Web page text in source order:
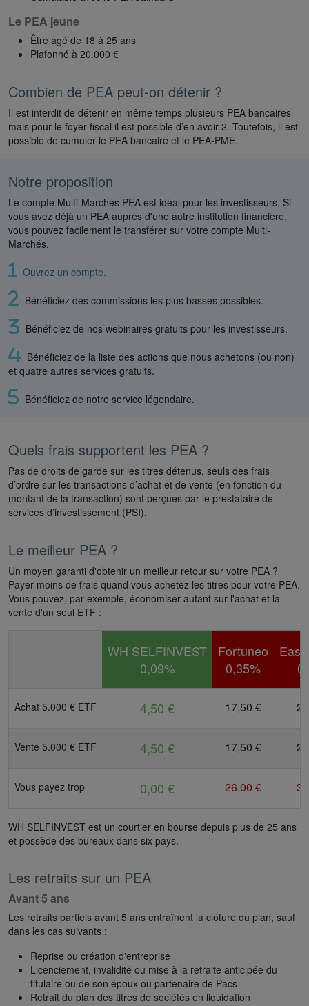
Le PEA jeune
Être agé de 18 à 25 ans
Plafonné à 20.000 €
Combien de PEA peut-on détenir ?
Il est interdit de détenir en même temps plusieurs PEA bancaires
mais pour le foyer fiscal il est possible d’en avoir 2. Toutefois, il est
possible de cumuler le PEA bancaire et le PEA-PME.
Notre proposition
Le compte Multi-Marchés PEA est idéal pour les investisseurs. Si
vous avez déjà un PEA auprès d'une autre institution financière,
vous pouvez facilement le transférer sur votre compte Multi-
Marchés.
Ouvrez un compte.
Bénéficiez des commissions les plus basses possibles.
Bénéficiez de nos webinaires gratuits pour les investisseurs.
Bénéficiez de la liste des actions que nous achetons (ou non)
et quatre autres services gratuits.
Bénéficiez de notre service légendaire.
Quels frais supportent les PEA ?
Pas de droits de garde sur les titres détenus, seuls des frais
d’ordre sur les transactions d’achat et de vente (en fonction du
montant de la transaction) sont perçues par le prestataire de
services d’investissement (PSI).
Le meilleur PEA ?
Un moyen garanti d'obtenir un meilleur retour sur votre PEA ?
Payer moins de frais quand vous achetez les titres pour votre PEA.
Vous pouvez, par exemple, économiser autant sur l'achat et la
vente d'un seul ETF :
WH SELFINVEST
0,09%
Fortuneo
0,35%
Achat 5.000 € ETF 4,50 € 17,50 €
Vente 5.000 € ETF 4,50 € 17,50 €
Vous payez trop 0,00 € 26,00 €
WH SELFINVEST est un courtier en bourse depuis plus de 25 ans
et possède des bureaux dans six pays.
Les retraits sur un PEA
Avant 5 ans
Les retraits partiels avant 5 ans entraînent la clôture du plan, sauf
dans les cas suivants :
Reprise ou création d'entreprise
Licenciement, invalidité ou mise à la retraite anticipée du
titulaire ou de son époux ou partenaire de Pacs
Retrait du plan des titres de sociétés en liquidation